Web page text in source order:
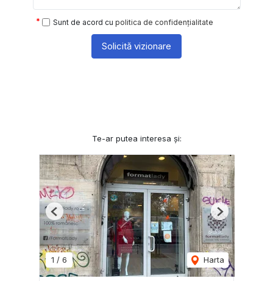
Sunt de acord cu politica de confidențialitate
Solicită vizionare
Te-ar putea interesa și:
1 / 6 Harta
Previous Next